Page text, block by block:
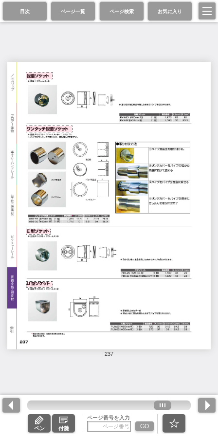
目次 ページ一覧 ページ検索 お気に入り
237
ペン 付箋
ページ番号を入力
GO